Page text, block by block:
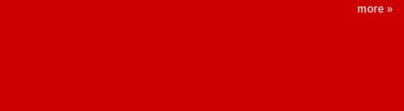
more »